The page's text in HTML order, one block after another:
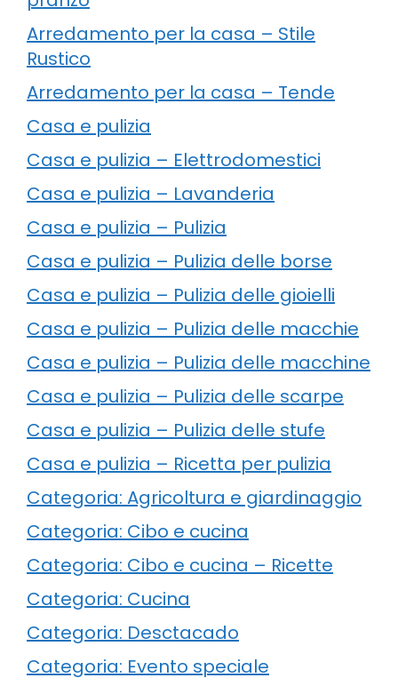
Arredamento per la casa – Stile
Rustico
Arredamento per la casa – Tende
Casa e pulizia
Casa e pulizia – Elettrodomestici
Casa e pulizia – Lavanderia
Casa e pulizia – Pulizia
Casa e pulizia – Pulizia delle borse
Casa e pulizia – Pulizia delle gioielli
Casa e pulizia – Pulizia delle macchie
Casa e pulizia – Pulizia delle macchine
Casa e pulizia – Pulizia delle scarpe
Casa e pulizia – Pulizia delle stufe
Casa e pulizia – Ricetta per pulizia
Categoria: Agricoltura e giardinaggio
Categoria: Cibo e cucina
Categoria: Cibo e cucina – Ricette
Categoria: Cucina
Categoria: Desctacado
Categoria: Evento speciale